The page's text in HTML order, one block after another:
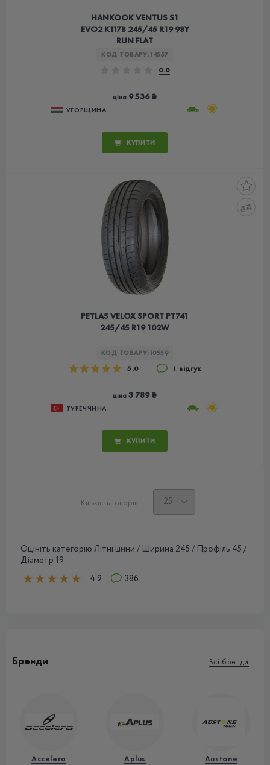
HANKOOK VENTUS S1
EVO2 K117B 245/45 R19 98Y
RUN FLAT
КОД ТОВАРУ: 14557
0.0
ціна 9 536 ₴
УГОРЩИНА
КУПИТИ
PETLAS VELOX SPORT PT741
245/45 R19 102W
КОД ТОВАРУ: 10559
5.0 1 відгук
ціна 3 789 ₴
ТУРЕЧЧИНА
КУПИТИ
Кількість товарів
Оцініть категорію Літні шини / Ширина 245 / Профіль 45 /
Діаметр 19
4.9
386
Бренди Всі бренди
Accelera Aplus Austone